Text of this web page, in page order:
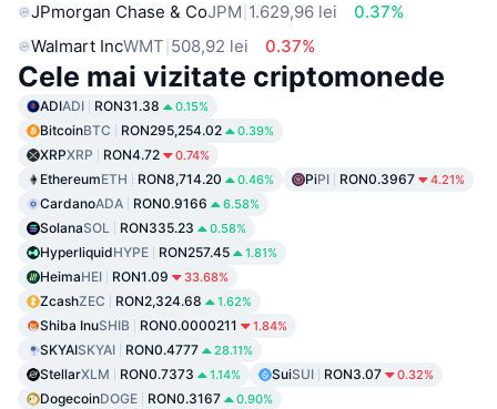
JPmorgan Chase & CoJPM 1.629,96 lei
0.37%
Walmart IncWMT 508,92 lei 0.37%
Cele mai vizitate criptomonede
ADIADI RON31.38 0.15%
BitcoinBTC RON295,254.02 0.39%
XRPXRP RON4.72 0.74%
EthereumETH RON8,714.20 0.46% PiPI RON0.3967 4.21%
CardanoADA RON0.9166 6.58%
SolanaSOL RON335.23 0.58%
HyperliquidHYPE RON257.45 1.81%
HeimaHEI RON1.09 33.68%
ZcashZEC RON2,324.68 1.62%
Shiba InuSHIB RON0.0000211 1.84%
SKYAISKYAI RON0.4777 28.11%
StellarXLM RON0.7373 1.14% SuiSUI RON3.07 0.32%
DogecoinDOGE RON0.3167 0.90%